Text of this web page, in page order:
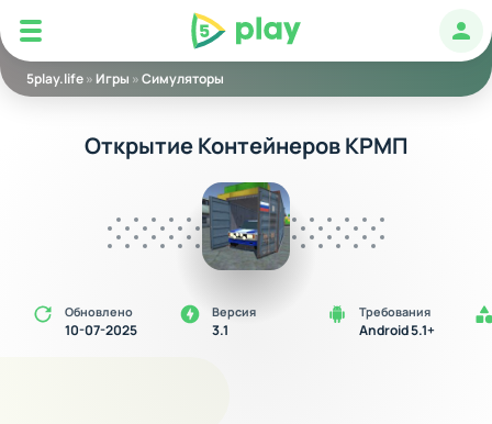
5play
5play.life» Игры »Симуляторы
Открытие Контейнеров КРМП
Обновлено
10-07-2025
Версия
3.1
Требования
Android 5.1+